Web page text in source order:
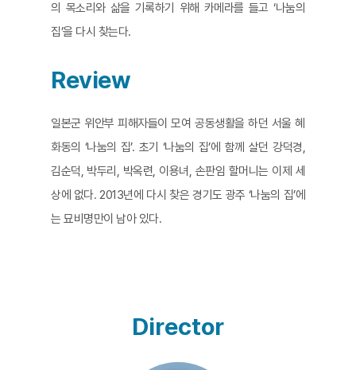
의 목소리와 삶을 기록하기 위해 카메라를 들고 ‘나눔의
집’을 다시 찾는다.
Review
일본군 위안부 피해자들이 모여 공동생활을 하던 서울 혜
화동의 ‘나눔의 집’. 초기 ‘나눔의 집’에 함께 살던 강덕경,
김순덕, 박두리, 박옥련, 이용녀, 손판임 할머니는 이제 세
상에 없다. 2013년에 다시 찾은 경기도 광주 ‘나눔의 집’에
는 묘비명만이 남아 있다.
들과 교차된다. 온몸에 깊은 상처로 남아 있던 기억들이 자
신의 그린 그림으로 드러난다.
일본군 위안부 문제가 제기되고 고노담화, 국민기금으로
Director